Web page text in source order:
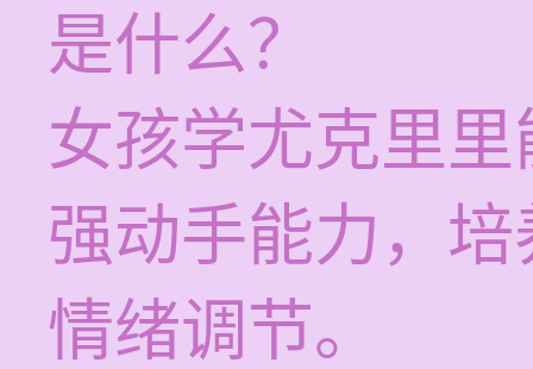
是什么？
女孩学尤克里
强动手能力，
情绪调节。